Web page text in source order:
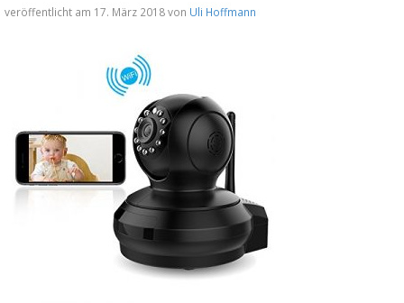
veröffentlicht am 17. März 2018 von Uli Hoffmann